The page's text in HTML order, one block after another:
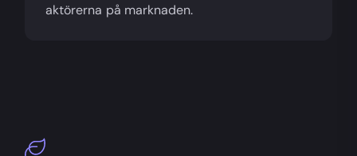
aktörerna på marknaden.